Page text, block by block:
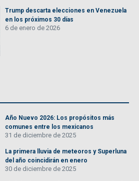
Trump descarta elecciones en Venezuela
en los próximos 30 días
6 de enero de 2026
Año Nuevo 2026: Los propósitos más
comunes entre los mexicanos
31 de diciembre de 2025
La primera lluvia de meteoros y Superluna
del año coincidirán en enero
30 de diciembre de 2025